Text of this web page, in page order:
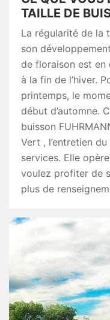
TAILLE DE
La régularité de la
son
de floraison est en
à la fin de l’hiver.
printemps, le
début d’automne.
buisson
Vert , l’entretien
services. Elle
voulez profiter de
plus de